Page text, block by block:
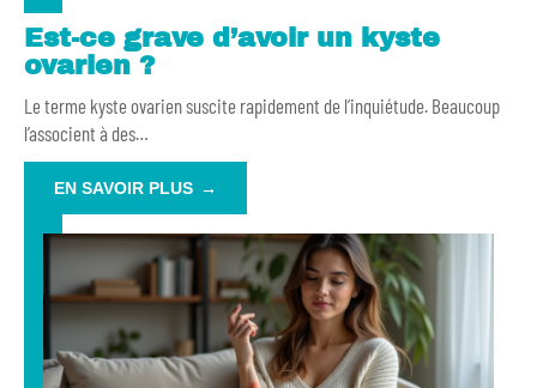
Est-ce grave d’avoir un kyste
ovarien ?
Le terme kyste ovarien suscite rapidement de l’inquiétude. Beaucoup
l’associent à des…
EN SAVOIR PLUS